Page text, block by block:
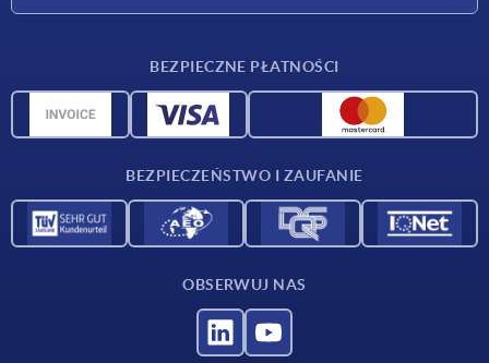
Dane CAD
BEZPIECZNE PŁATNOŚCI
BEZPIECZEŃSTWO I ZAUFANIE
OBSERWUJ NAS